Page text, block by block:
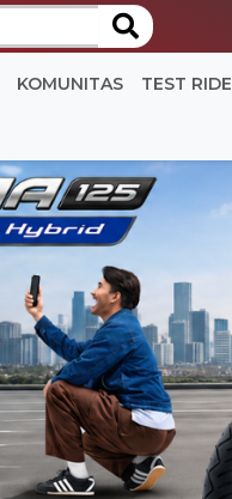
KOMUNITAS TEST RIDE